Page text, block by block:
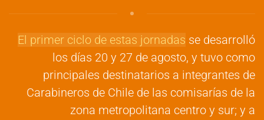
El primer ciclo de estas jornadas se desarrolló
los días 20 y 27 de agosto, y tuvo como
principales destinatarios a integrantes de
Carabineros de Chile de las comisarías de la
zona metropolitana centro y sur; y a